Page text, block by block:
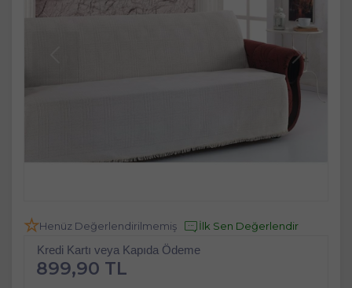
Henüz Değerlendirilmemiş İlk Sen Değerlendir
Kredi Kartı veya Kapıda Ödeme
899,90 TL